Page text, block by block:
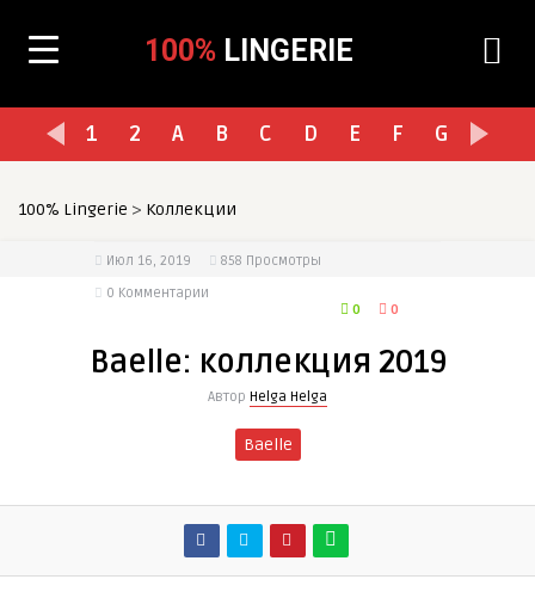
100% LINGERIE
1 2 A B C D E F G H
100% Lingerie > Коллекции
Июл 16, 2019 858 Просмотры
0 Комментарии
0 0
Baelle: коллекция 2019
Автор Helga Helga
Baelle